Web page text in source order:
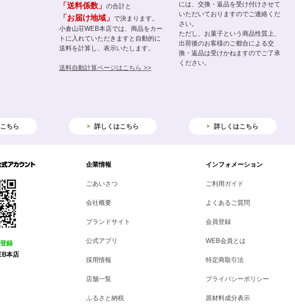
ちら
「送料係数」 の合計と
「お届け地域」 で決まります。
小倉山荘WEB本店では、商品をカー
トに入れていただきますと自動的に
送料を計算し、表示いたします。
送料自動計算ページはこちら >>
詳しくはこちら
には、交換・返品を受け付けさせて
いただいておりますのでご連絡くだ
さい。
ただし、お菓子という商品性質上、
出荷後のお客様のご都合による交
換・返品は受けかねますのでご了承
ください。
詳しくはこちら
録
本店
企業情報
ごあいさつ
会社概要
ブランドサイト
公式アプリ
採用情報
店舗一覧
ふるさと納税
インフォメーション
ご利用ガイド
よくあるご質問
会員登録
WEB会員とは
特定商取引法
プライバシーポリシー
原材料成分表示